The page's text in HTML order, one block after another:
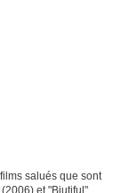
salués que sont
et "Biutiful"